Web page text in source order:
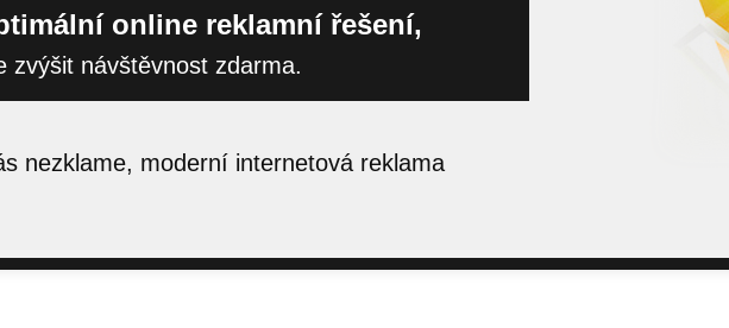
online reklamní řešení,
zvýšit návštěvnost zdarma.
nezklame, moderní internetová reklama